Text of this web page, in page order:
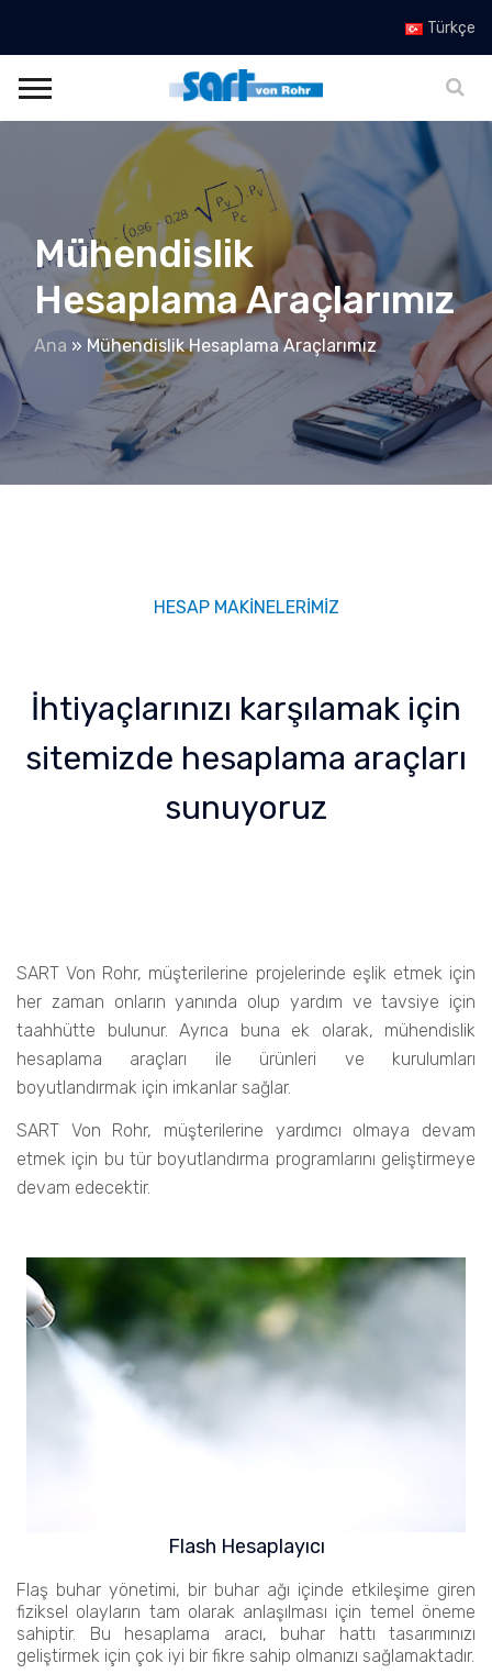
Türkçe
Mühendislik
Hesaplama Araçlarımız
Ana » Mühendislik Hesaplama Araçlarımız
HESAP MAKİNELERİMİZ
İhtiyaçlarınızı karşılamak için
sitemizde hesaplama araçları
sunuyoruz
SART Von Rohr, müşterilerine projelerinde eşlik etmek için
her zaman onların yanında olup yardım ve tavsiye için
taahhütte bulunur. Ayrıca buna ek olarak, mühendislik
hesaplama araçları ile ürünleri ve kurulumları
boyutlandırmak için imkanlar sağlar.
SART Von Rohr, müşterilerine yardımcı olmaya devam
etmek için bu tür boyutlandırma programlarını geliştirmeye
devam edecektir.
Flash Hesaplayıcı
Flaş buhar yönetimi, bir buhar ağı içinde etkileşime giren
fiziksel olayların tam olarak anlaşılması için temel öneme
sahiptir. Bu hesaplama aracı, buhar hattı tasarımınızı
geliştirmek için çok iyi bir fikre sahip olmanızı sağlamaktadır.